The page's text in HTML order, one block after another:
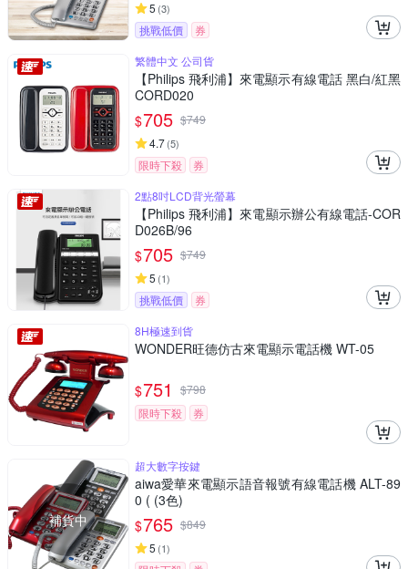
5 (3)
挑戰低價
券
繁體中文 公司貨
【Philips 飛利浦】來電顯示有線電話 黑白/紅黑
CORD020
$705 $749
4.7(5)
限時下殺
券
2點8吋LCD背光螢幕
【Philips 飛利浦】來電顯示辦公有線電話-COR
D026B/96
$705 $749
5 (1)
挑戰低價
券
8H極速到貨
WONDER旺德仿古來電顯示電話機 WT-05
$751 $798
限時下殺
券
補貨中
超大數字按鍵
aiwa愛華來電顯示語音報號有線電話機 ALT-89
0 ( (3色)
$765 $849
5 (1)